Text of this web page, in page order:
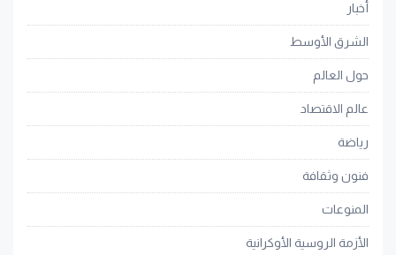
أخبار
الشرق الأوسط
حول العالم
عالم الاقتصاد
رياضة
فنون وثقافة
المنوعات
الأزمة الروسية الأوكرانية